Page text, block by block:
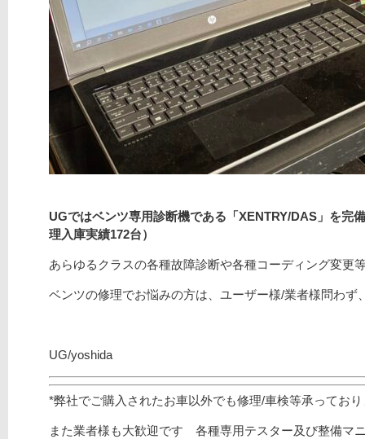
UGではベンツ専用診断機である「XENTRY/DAS」を完
理入庫実績172台）
あらゆるクラスの各種故障診断や各種コーディング変更
ベンツの修理でお悩みの方は、ユーザー様/業者様問わず
UG/yoshida
*弊社でご購入されたお車以外でも修理/車検等承ってお
また業者様も大歓迎です 各種専用テスター及び整備マ